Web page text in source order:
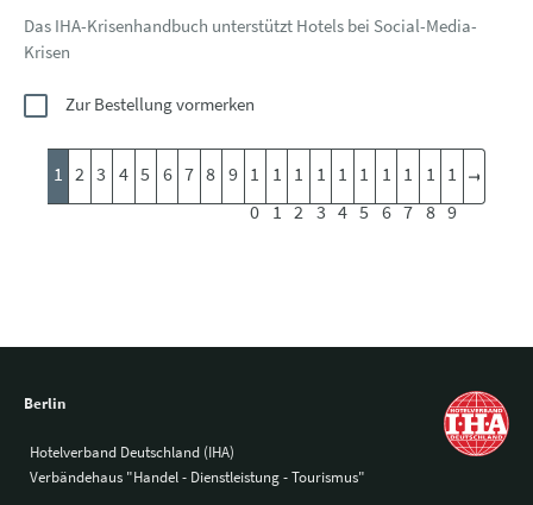
Das IHA-Krisenhandbuch unterstützt Hotels bei Social-Media-
Krisen
Zur Bestellung vormerken
1 2 3 4 5 6 7 8 9 1
0
1
1
1
2
1
3
1
4
1
5
1
6
1
7
1
8
1
9
Berlin
Hotelverband Deutschland (IHA)
Verbändehaus "Handel - Dienstleistung - Tourismus"